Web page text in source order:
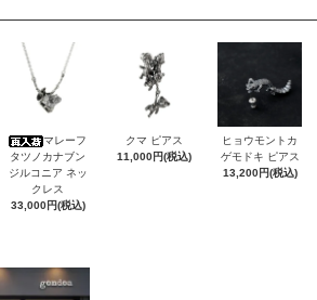
マレーフ
タツノカナブン
ジルコニア ネッ
クレス
33,000円(税込)
クマ ピアス
11,000円(税込)
ヒョウモントカ
ゲモドキ ピアス
13,200円(税込)